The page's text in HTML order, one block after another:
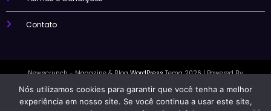
Contato
Newscrunch - Magazine & BlogWordPressTema 2026 | Powered By
Nós utilizamos cookies para garantir que você tenha a melhor
experiência em nosso site. Se você continua a usar este site,